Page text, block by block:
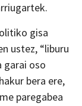
gisa
ustez, “liburu
garai oso
bera ere,
paregabea